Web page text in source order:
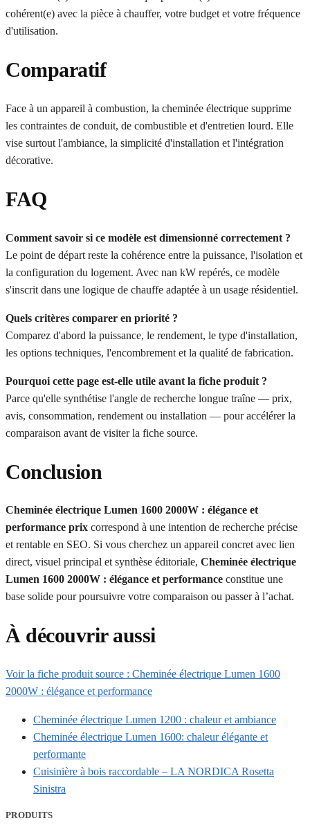
cohérent(e) avec la pièce à chauffer, votre budget et votre fréquence
d'utilisation.
Comparatif
Face à un appareil à combustion, la cheminée électrique supprime
les contraintes de conduit, de combustible et d'entretien lourd. Elle
vise surtout l'ambiance, la simplicité d'installation et l'intégration
décorative.
FAQ
Comment savoir si ce modèle est dimensionné correctement ?
Le point de départ reste la cohérence entre la puissance, l'isolation et
la configuration du logement. Avec nan kW repérés, ce modèle
s'inscrit dans une logique de chauffe adaptée à un usage résidentiel.
Quels critères comparer en priorité ?
Comparez d'abord la puissance, le rendement, le type d'installation,
les options techniques, l'encombrement et la qualité de fabrication.
Pourquoi cette page est-elle utile avant la fiche produit ?
Parce qu'elle synthétise l'angle de recherche longue traîne — prix,
avis, consommation, rendement ou installation — pour accélérer la
comparaison avant de visiter la fiche source.
Conclusion
Cheminée électrique Lumen 1600 2000W : élégance et
performance prix correspond à une intention de recherche précise
et rentable en SEO. Si vous cherchez un appareil concret avec lien
direct, visuel principal et synthèse éditoriale, Cheminée électrique
Lumen 1600 2000W : élégance et performance constitue une
base solide pour poursuivre votre comparaison ou passer à l’achat.
À découvrir aussi
Voir la fiche produit source : Cheminée électrique Lumen 1600
2000W : élégance et performance
Cheminée électrique Lumen 1200 : chaleur et ambiance
Cheminée électrique Lumen 1600: chaleur élégante et
performante
Cuisinière à bois raccordable – LA NORDICA Rosetta
Sinistra
PRODUITS